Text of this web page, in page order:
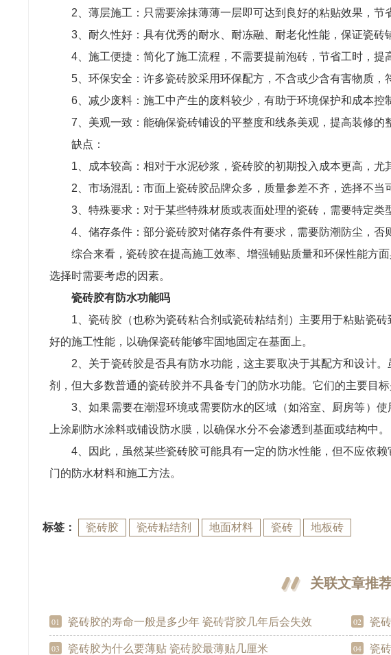
2、薄层施工：只需要涂抹薄薄一层即可达到良好的粘贴效果，节
3、耐久性好：具有优秀的耐水、耐冻融、耐老化性能，保证瓷砖
4、施工便捷：简化了施工流程，不需要提前泡砖，节省工时，提
5、环保安全：许多瓷砖胶采用环保配方，不含或少含有害物质，
6、减少废料：施工中产生的废料较少，有助于环境保护和成本控
7、美观一致：能确保瓷砖铺设的平整度和线条美观，提高装修的
缺点：
1、成本较高：相对于水泥砂浆，瓷砖胶的初期投入成本更高，尤
2、市场混乱：市面上瓷砖胶品牌众多，质量参差不齐，选择不当
3、特殊要求：对于某些特殊材质或表面处理的瓷砖，需要特定类
4、储存条件：部分瓷砖胶对储存条件有要求，需要防潮防尘，否
综合来看，瓷砖胶在提高施工效率、增强铺贴质量和环保性能方
选择时需要考虑的因素。
瓷砖胶有防水功能吗
1、瓷砖胶（也称为瓷砖粘合剂或瓷砖粘结剂）主要用于粘贴瓷
好的施工性能，以确保瓷砖能够牢固地固定在基面上。
2、关于瓷砖胶是否具有防水功能，这主要取决于其配方和设计
剂，但大多数普通的瓷砖胶并不具备专门的防水功能。它们的主要目
3、如果需要在潮湿环境或需要防水的区域（如浴室、厨房等）
上涂刷防水涂料或铺设防水膜，以确保水分不会渗透到基面或结构中。
4、因此，虽然某些瓷砖胶可能具有一定的防水性能，但不应依
门的防水材料和施工方法。
标签： 瓷砖胶 瓷砖粘结剂 地面材料 瓷砖 地板砖
关联文章推
01 瓷砖胶的寿命一般是多少年 瓷砖背胶几年后会失效 02 瓷
03 瓷砖胶为什么要薄贴 瓷砖胶最薄贴几厘米 04 瓷